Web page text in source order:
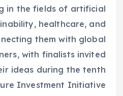
in the fields of artificial
healthcare, and
them with global
with finalists invited
ideas during the tenth
Investment Initiative.